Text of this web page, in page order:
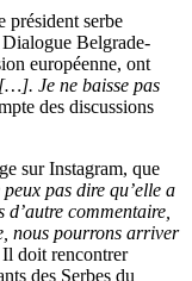
serbe
Belgrade-
européenne, ont
Je ne baisse pas
des discussions
sur Instagram, que
peux pas dire qu’elle a
commentaire,
nous pourrons arriver
doit rencontrer
des Serbes du